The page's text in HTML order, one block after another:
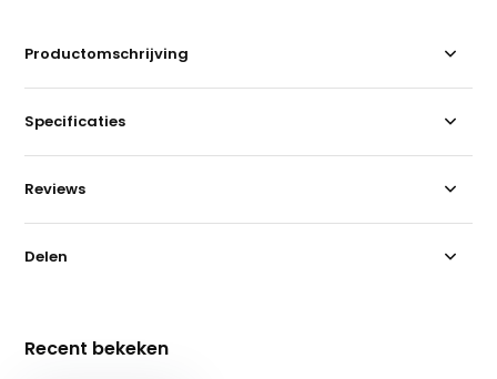
Productomschrijving
Specificaties
Reviews
Delen
Recent bekeken